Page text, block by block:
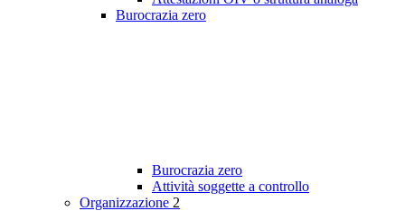
Burocrazia zero
Burocrazia zero
Attività soggette a controllo
Organizzazione 2